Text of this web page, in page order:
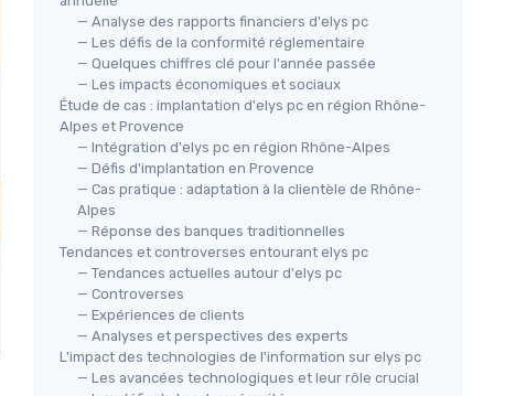
— Analyse des rapports financiers d'elys pc
— Les défis de la conformité réglementaire
— Quelques chiffres clé pour l'année passée
— Les impacts économiques et sociaux
Étude de cas : implantation d'elys pc en région Rhône-
Alpes et Provence
— Intégration d'elys pc en région Rhône-Alpes
— Défis d'implantation en Provence
— Cas pratique : adaptation à la clientèle de Rhône-
Alpes
— Réponse des banques traditionnelles
Tendances et controverses entourant elys pc
— Tendances actuelles autour d'elys pc
— Controverses
— Expériences de clients
— Analyses et perspectives des experts
L'impact des technologies de l'information sur elys pc
— Les avancées technologiques et leur rôle crucial